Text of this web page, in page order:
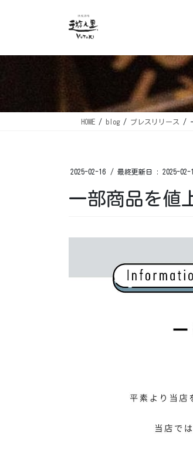
HOME blog プレスリリース
2025-02-16 / 最終更新日 : 2025-02-
一部商品を値